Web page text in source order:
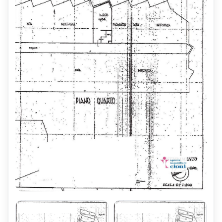
Accesso al Piano Quarto ed all'Appartamento Monolocale,
tramite Scale ed Ascensore
Ingresso nel Disimpegno
Disimpegno con Angolo Cottura,
attrezzato con Piano di Cottura
(con piastre elettriche, Lavello e Frigorifero)
Sul lato Destro del Disimpegno,
si trova il Bagno, attrezzato con Doccia
Sala arredata con Divano Letto Matrimoniale
All'interno della Sala è installato un Mobile con un Letto
Matrimoniale a Ribalta
Zona Pranzo ricavata nella Sala,
arredata con tavolo allungabile,
con Sei Sedie Ripiegabili